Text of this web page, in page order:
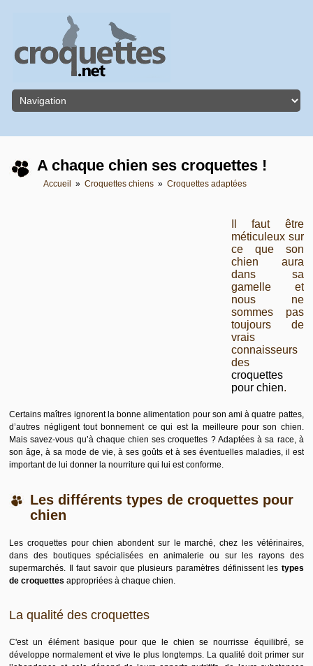
A chaque chien ses croquettes !
Accueil » Croquettes chiens » Croquettes adaptées
Il faut être
méticuleux sur
ce que son
chien aura
dans sa
gamelle et
nous ne
sommes pas
toujours de
vrais
connaisseurs
des
croquettes
pour chien.
Certains maîtres ignorent la bonne alimentation pour son ami à quatre pattes,
d’autres négligent tout bonnement ce qui est la meilleure pour son chien.
Mais savez-vous qu’à chaque chien ses croquettes ? Adaptées à sa race, à
son âge, à sa mode de vie, à ses goûts et à ses éventuelles maladies, il est
important de lui donner la nourriture qui lui est conforme.
Les différents types de croquettes pour
chien
Les croquettes pour chien abondent sur le marché, chez les vétérinaires,
dans des boutiques spécialisées en animalerie ou sur les rayons des
supermarchés. Il faut savoir que plusieurs paramètres définissent les types
de croquettes appropriées à chaque chien.
La qualité des croquettes
C'est un élément basique pour que le chien se nourrisse équilibré, se
développe normalement et vive le plus longtemps. La qualité doit primer sur